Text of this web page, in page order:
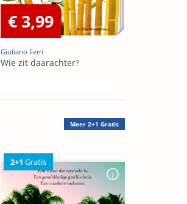
€ 3,99
Giuliano Ferri
Wie zit daarachter?
Meer 2+1 Gratis
2+1 Gratis